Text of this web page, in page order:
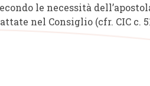
le necessità
nel Consiglio (cfr. CIC c.